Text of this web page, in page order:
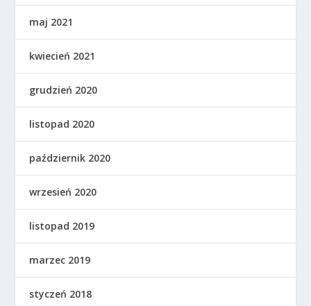
maj 2021
kwiecień 2021
grudzień 2020
listopad 2020
październik 2020
wrzesień 2020
listopad 2019
marzec 2019
styczeń 2018